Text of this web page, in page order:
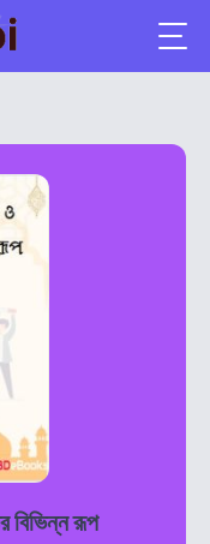
বিভিন্ন রূপ